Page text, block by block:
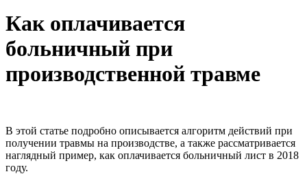
Как оплачивается
больничный при
производственной травме
В этой статье подробно описывается алгоритм действий при
получении травмы на производстве, а также рассматривается
наглядный пример, как оплачивается больничный лист в 2018
году.